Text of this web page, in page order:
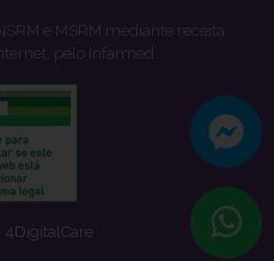
e MSRM mediante receita
pelo Infarmed.